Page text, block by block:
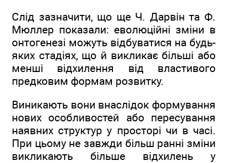
Слід зазначити, що ще Ч. Дарвін та Ф.
Мюллер показали: еволюційні зміни в
онтогенезі можуть відбуватися на будь-
яких стадіях, що й викликає більші або
менші відхилення від властивого
предковим формам розвитку.
Виникають вони внаслідок формування
нових особливостей або пересування
наявних структур у просторі чи в часі.
При цьому не завжди більш ранні зміни
викликають більше відхилень у